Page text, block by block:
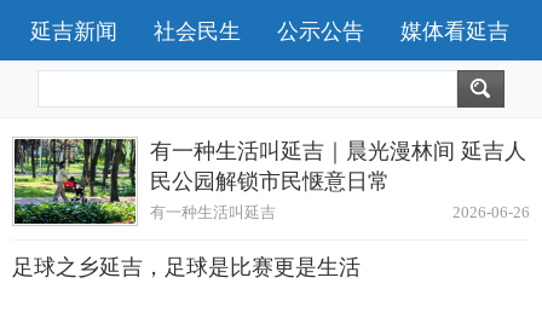
延吉新闻 社会民生 公示公告 媒体看延吉
有一种生活叫延吉｜晨光漫林间 延吉人
民公园解锁市民惬意日常
2026-06-26
有一种生活叫延吉
足球之乡延吉，足球是比赛更是生活